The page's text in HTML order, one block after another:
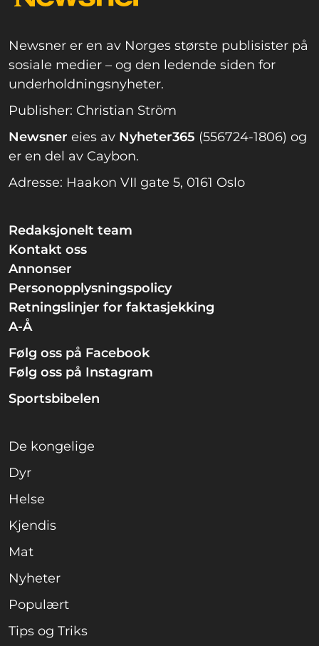
Newsner er en av Norges største publisister på
sosiale medier – og den ledende siden for
underholdningsnyheter.
Publisher: Christian Ström
Newsner eies av Nyheter365 (556724-1806) og
er en del av Caybon.
Adresse: Haakon VII gate 5, 0161 Oslo
Redaksjonelt team
Kontakt oss
Annonser
Personopplysningspolicy
Retningslinjer for faktasjekking
A-Å
Følg oss på Facebook
Følg oss på Instagram
Sportsbibelen
De kongelige
Dyr
Helse
Kjendis
Mat
Nyheter
Populært
Tips og Triks